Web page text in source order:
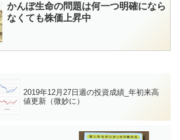
かんぽ生命の問題は何一つ明確になら
なくても株価上昇中
2019年12月27日週の投資成績_年初来高
値更新（微妙に）